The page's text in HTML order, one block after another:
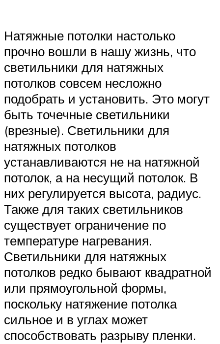
Натяжные потолки настолько
прочно вошли в нашу жизнь, что
светильники для натяжных
потолков совсем несложно
подобрать и установить. Это могут
быть точечные светильники
(врезные). Светильники для
натяжных потолков
устанавливаются не на натяжной
потолок, а на несущий потолок. В
них регулируется высота, радиус.
Также для таких светильников
существует ограничение по
температуре нагревания.
Светильники для натяжных
потолков редко бывают квадратной
или прямоугольной формы,
поскольку натяжение потолка
сильное и в углах может
способствовать разрыву пленки.